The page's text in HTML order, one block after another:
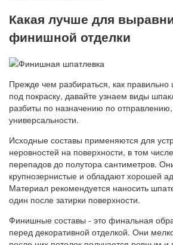
Какая лучше для
финишной отделки
Прежде чем разбираться, как правильно
под покраску, давайте узнаем виды
разбиты по назначению по
универсальности.
Исходные составы применяются для
неровностей на поверхности, в том
перепадов до полутора сантиметров.
крупнозернистые и обладают хорошей
Материал рекомендуется наносить
один после затирки поверхности.
Финишные составы - это финальная
перед декоративной отделкой. Они